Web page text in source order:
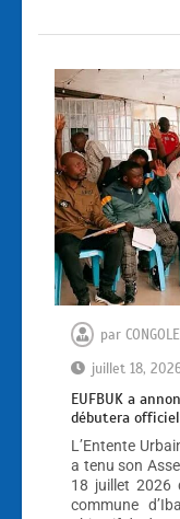
par
juillet 18,
EUFBUK a
débutera
L’Entente
a tenu son
18 juillet 2026
commune